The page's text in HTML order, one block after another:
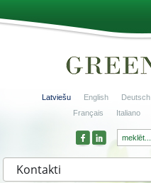
Latviešu English Deutsch
Français
Italiano
Kontakti